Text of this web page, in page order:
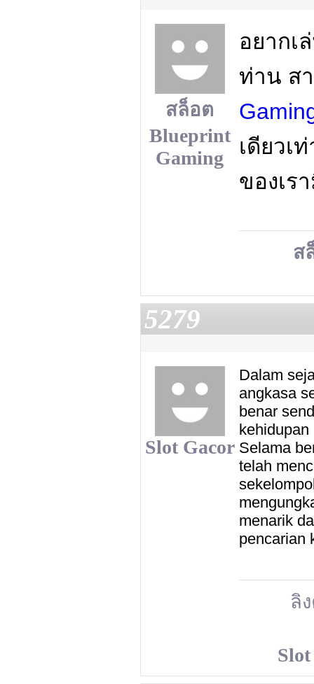
สล็อต
Blueprint
Gaming
อยากเ
ท่าน ส
เดียวเ
ของเร
ส
5279
Slot Gacor
Dalam
angkasa
benar
Selama
telah
menarik
pencarian
ลิ